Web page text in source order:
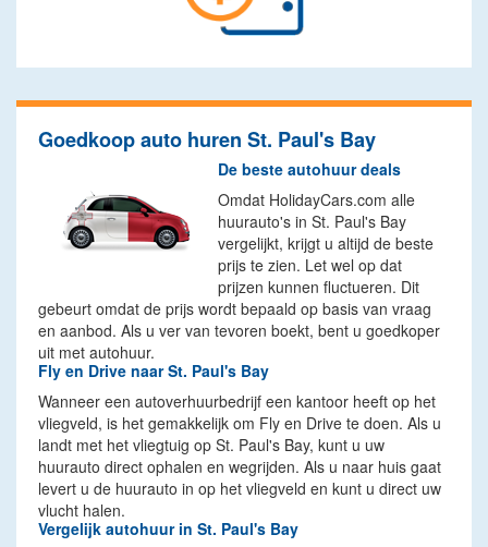
Goedkoop auto huren St. Paul's Bay
De beste autohuur deals
Omdat HolidayCars.com alle
huurauto's in St. Paul's Bay
vergelijkt, krijgt u altijd de beste
prijs te zien. Let wel op dat
prijzen kunnen fluctueren. Dit
gebeurt omdat de prijs wordt bepaald op basis van vraag
en aanbod. Als u ver van tevoren boekt, bent u goedkoper
uit met autohuur.
Fly en Drive naar St. Paul's Bay
Wanneer een autoverhuurbedrijf een kantoor heeft op het
vliegveld, is het gemakkelijk om Fly en Drive te doen. Als u
landt met het vliegtuig op St. Paul's Bay, kunt u uw
huurauto direct ophalen en wegrijden. Als u naar huis gaat
levert u de huurauto in op het vliegveld en kunt u direct uw
vlucht halen.
Vergelijk autohuur in St. Paul's Bay